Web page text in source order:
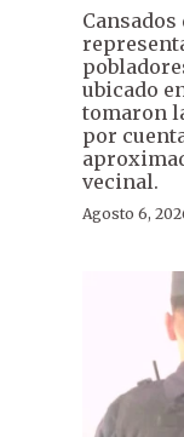
ubicado
tomaron
por
vecinal.
Agosto 6,